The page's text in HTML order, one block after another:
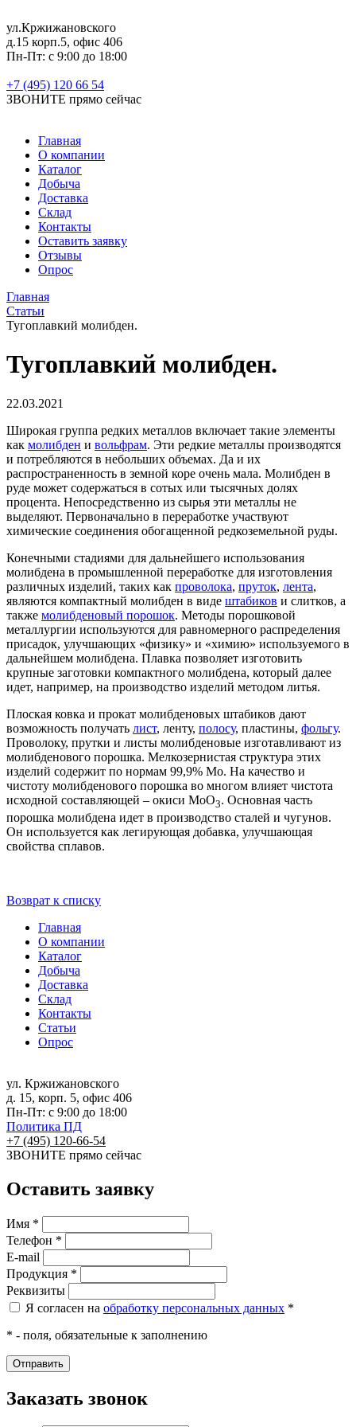
ул.Кржижановского
д.15 корп.5, офис 406
Пн-Пт: с 9:00 до 18:00
+7 (495) 120 66 54
ЗВОНИТЕ прямо сейчас
Главная
О компании
Каталог
Добыча
Доставка
Склад
Контакты
Оставить заявку
Отзывы
Опрос
Главная
Статьи
Тугоплавкий молибден.
Тугоплавкий молибден.
22.03.2021
Широкая группа редких металлов включает такие элементы
как молибден и вольфрам. Эти редкие металлы производятся
и потребляются в небольших объемах. Да и их
распространенность в земной коре очень мала. Молибден в
руде может содержаться в сотых или тысячных долях
процента. Непосредственно из сырья эти металлы не
выделяют. Первоначально в переработке участвуют
химические соединения обогащенной редкоземельной руды.
Конечными стадиями для дальнейшего использования
молибдена в промышленной переработке для изготовления
различных изделий, таких как проволока, пруток, лента,
являются компактный молибден в виде штабиков и слитков, а
также молибденовый порошок. Методы порошковой
металлургии используются для равномерного распределения
присадок, улучшающих «физику» и «химию» используемого в
дальнейшем молибдена. Плавка позволяет изготовить
крупные заготовки компактного молибдена, который далее
идет, например, на производство изделий методом литья.
Плоская ковка и прокат молибденовых штабиков дают
возможность получать лист, ленту, полосу, пластины, фольгу.
Проволоку, прутки и листы молибденовые изготавливают из
молибденового порошка. Мелкозернистая структура этих
изделий содержит по нормам 99,9% Mo. На качество и
чистоту молибденового порошка во многом влияет чистота
исходной составляющей – окиси MoO3. Основная часть
порошка молибдена идет в производство сталей и чугунов.
Он используется как легирующая добавка, улучшающая
свойства сплавов.
Возврат к списку
Главная
О компании
Каталог
Добыча
Доставка
Склад
Контакты
Статьи
Опрос
ул. Кржижановского
д. 15, корп. 5, офис 406
Пн-Пт: с 9:00 до 18:00
Политика ПД
+7 (495) 120-66-54
ЗВОНИТЕ прямо сейчас
Оставить заявку
Имя *
Телефон *
E-mail
Продукция *
Реквизиты
Я согласен на обработку персональных данных *
* - поля, обязательные к заполнению
Заказать звонок